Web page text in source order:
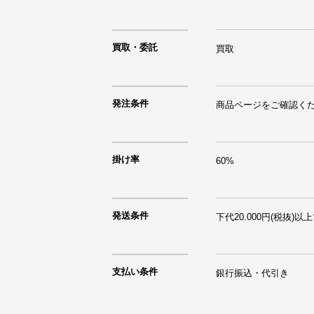
買取・委託 買取
発注条件 商品ページをご確認く
掛け率 60%
発送条件 下代20.000円(税抜)以
支払い条件 銀行振込・代引き